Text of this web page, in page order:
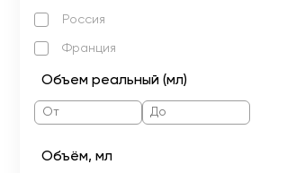
Россия
Франция
Объем реальный (мл)
Объём, мл